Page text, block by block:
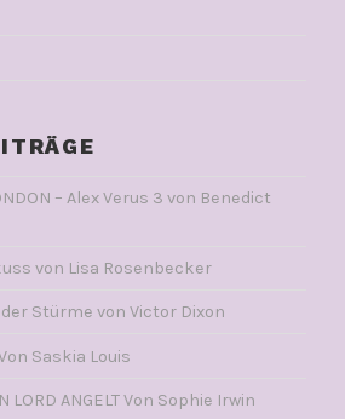
– Alex Verus 3 von Benedict
von Lisa Rosenbecker
der Stürme von Victor Dixon
Saskia Louis
LORD ANGELT Von Sophie Irwin